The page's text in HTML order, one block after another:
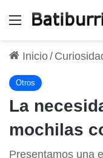
Menú
Inicio/
Otros
La
mochilas
Presentamos una